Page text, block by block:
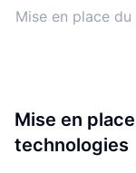
Mise en place
Mise en
technologies